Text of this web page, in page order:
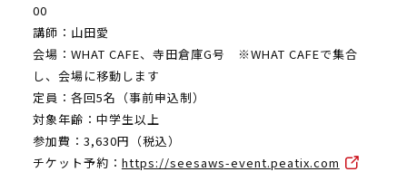
00
講師：山田愛
会場：WHAT CAFE、寺田倉庫G号 ※WHAT CAFEで集合
し、会場に移動します
定員：各回5名（事前申込制）
対象年齢：中学生以上
参加費：3,630円（税込）
チケット予約： https://seesaws-event.peatix.com